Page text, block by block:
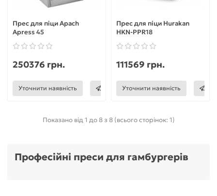
Прес для піци Apach
Apress 45
250376 грн.
Уточнити наявність
Прес для піци Hurakan
HKN-PPR18
111569 грн.
Уточнити наявність
Показано від 1 до 8 з 8 (всього сторінок: 1)
Професійні преси для гамбургерів